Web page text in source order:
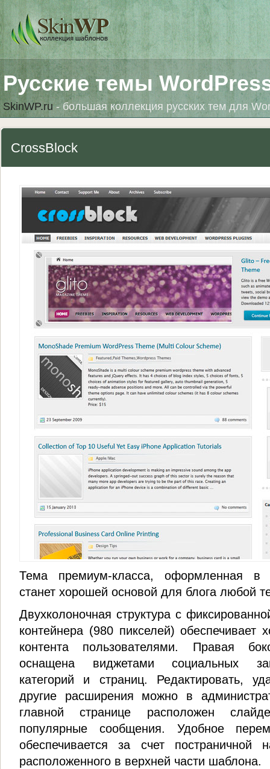
Русские темы
SkinWP.ru- большая коллекция русских тем для
CrossBlock
Тема премиум-класса, оформленная в
станет хорошей основой для блога любой
Двухколоночная структура с
контейнера (980 пикселей) обеспечивает
контента пользователями. Правая
оснащена виджетами социальных
категорий и страниц. Редактировать,
другие расширения можно в
главной странице расположен
популярные сообщения. Удобное
обеспечивается за счет постраничной
расположенного в верхней части шаблона.